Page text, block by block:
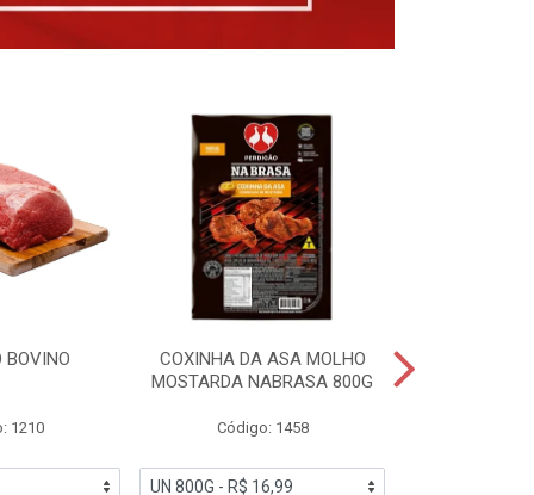
BOVINO
1210
COXINHA DA ASA MOLHO
MOSTARDA NABRASA 800G
Código: 1458